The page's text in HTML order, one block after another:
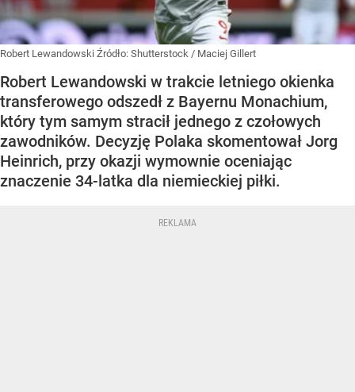
Robert Lewandowski Źródło: Shutterstock / Maciej Gillert
Robert Lewandowski w trakcie letniego okienka
transferowego odszedł z Bayernu Monachium,
który tym samym stracił jednego z czołowych
zawodników. Decyzję Polaka skomentował Jorg
Heinrich, przy okazji wymownie oceniając
znaczenie 34-latka dla niemieckiej piłki.